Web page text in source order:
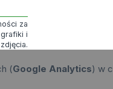
za
i
zdjęcia.
(Google Analytics) w